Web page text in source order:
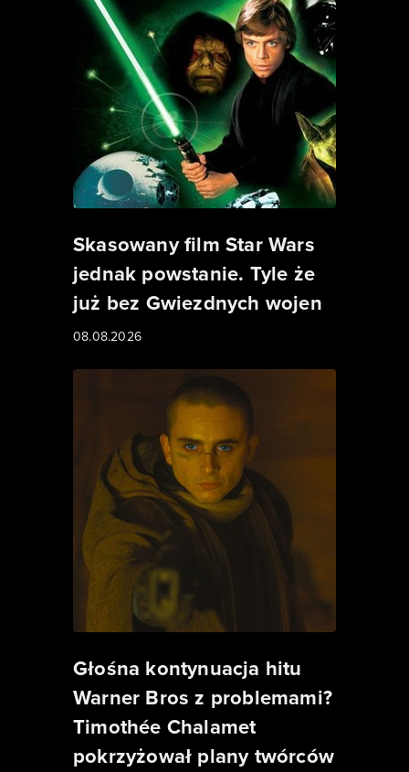
Skasowany film Star Wars
jednak powstanie. Tyle że
już bez Gwiezdnych wojen
08.08.2026
Głośna kontynuacja hitu
Warner Bros z problemami?
Timothée Chalamet
pokrzyżował plany twórców